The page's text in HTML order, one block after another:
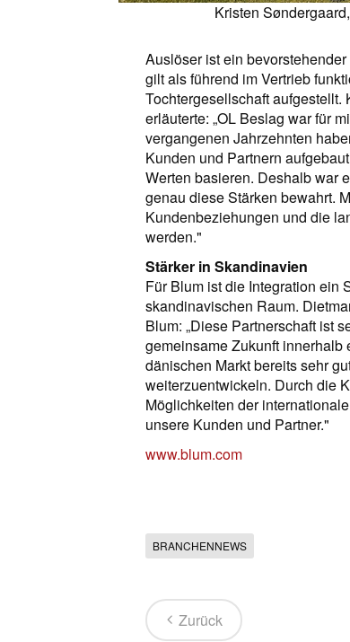
Kristen
Auslöser ist ein
gilt als führend im Vertrieb
Tochtergesellschaft
erläuterte: „OL Beslag war für
vergangenen Jahrzehnten
Kunden und Partnern
Werten basieren. Deshalb war
genau diese Stärken bewahrt.
Kundenbeziehungen und die
werden."
Stärker in Skandinavien
Für Blum ist die Integration ein
skandinavischen Raum.
Blum: „Diese Partnerschaft ist
gemeinsame Zukunft innerhalb
dänischen Markt bereits sehr
weiterzuentwickeln. Durch die
Möglichkeiten der
unsere Kunden und Partner."
www.blum.com
BRANCHENNEWS
Zurück